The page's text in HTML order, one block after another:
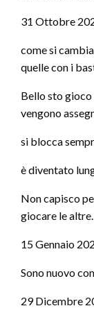
31 Ottobre
come si
quelle con i
Bello sto gioco
vengono
si blocca
è diventato
Non capisco
giocare le
15 Gennaio
Sono nuovo
29 Dicembre